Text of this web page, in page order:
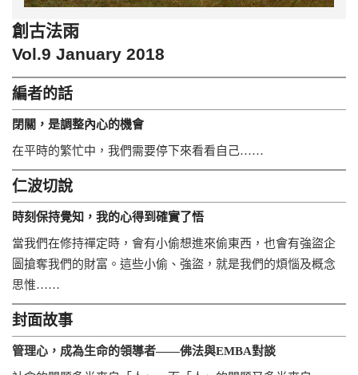
創古法雨
Vol.9 January 2018
編者的話
閉關，是調整內心的機會
在平時的繁忙中，我們需要停下來看看自己……
仁波切說
時刻保持覺知，我的心得到確實了悟
當我們在修持禪定時，會有小偷想進來偷東西，也會有強盜企
圖搶奪我們的財富。這些小偷、強盜，就是我們的煩惱及概念
思惟……
封面故事
管理心，成為生命的領導者——佛法與EMBA對談